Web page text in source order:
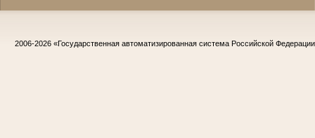
2006-2026 «Государственная автоматизированная система Российской